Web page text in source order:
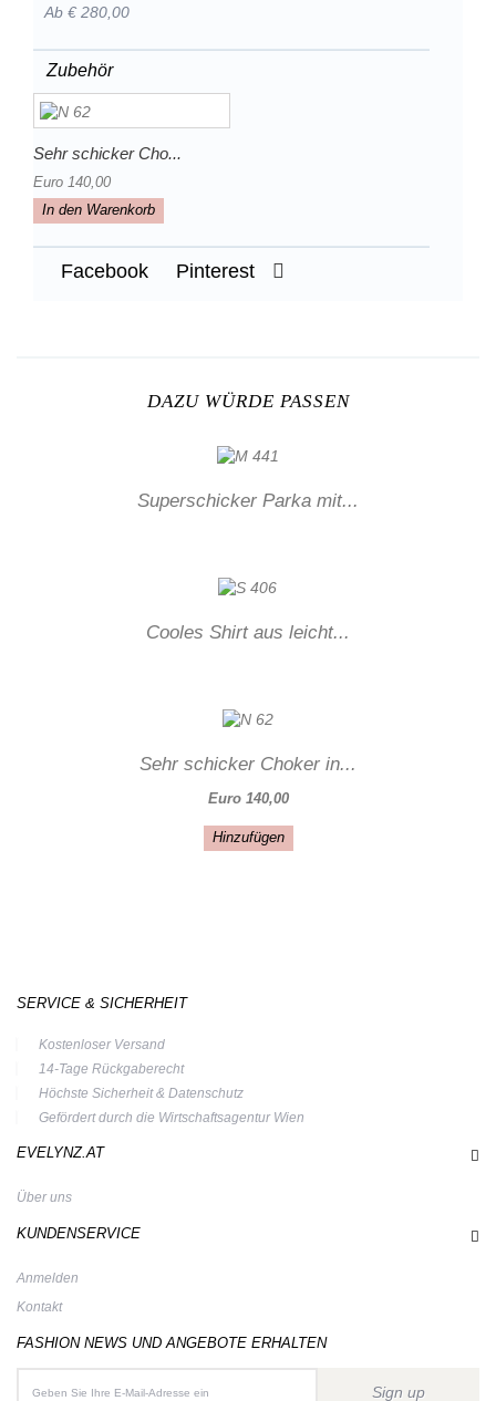
Ab € 280,00
Zubehör
Sehr schicker Cho...
Euro 140,00
In den Warenkorb
Facebook Pinterest
DAZU WÜRDE PASSEN
Superschicker Parka mit...
Cooles Shirt aus leicht...
Sehr schicker Choker in...
Euro 140,00
Hinzufügen
SERVICE & SICHERHEIT
Kostenloser Versand
14-Tage Rückgaberecht
Höchste Sicherheit & Datenschutz
Gefördert durch die Wirtschaftsagentur Wien
EVELYNZ.AT
Über uns
KUNDENSERVICE
Anmelden
Kontakt
FASHION NEWS UND ANGEBOTE ERHALTEN
Sign up